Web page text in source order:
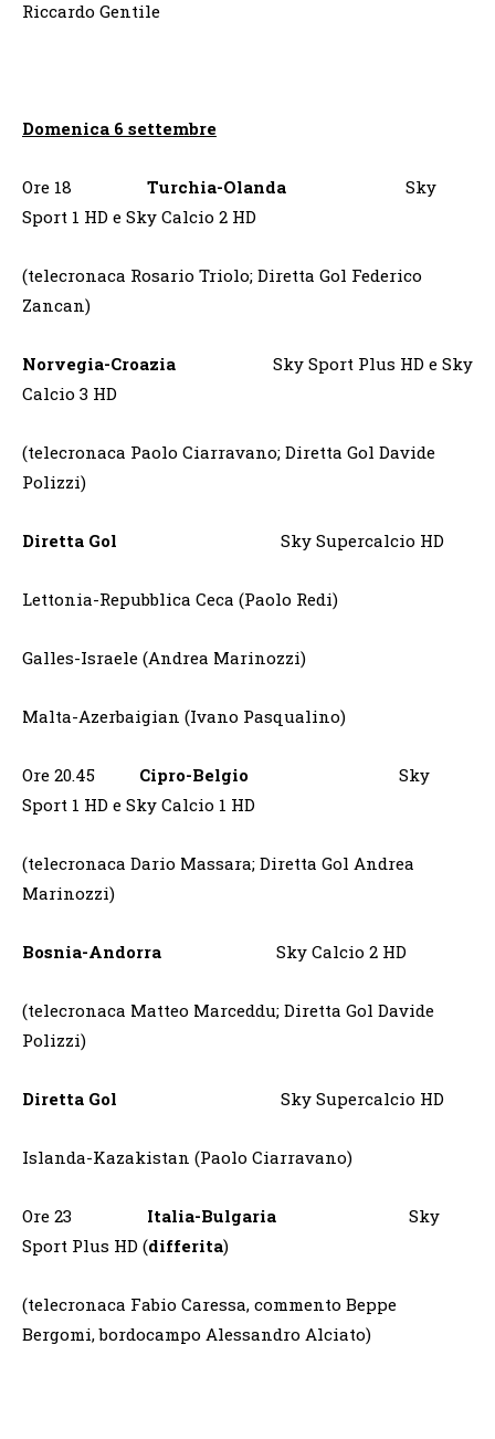
Riccardo Gentile
Domenica 6 settembre
Ore 18 Turchia-Olanda
Sky
Sport 1 HD e Sky Calcio 2 HD
(telecronaca Rosario Triolo; Diretta Gol Federico
Zancan)
Norvegia-Croazia Sky Sport Plus HD e Sky
Calcio 3 HD
(telecronaca Paolo Ciarravano; Diretta Gol Davide
Polizzi)
Diretta Gol Sky Supercalcio HD
Lettonia-Repubblica Ceca (Paolo Redi)
Galles-Israele (Andrea Marinozzi)
Malta-Azerbaigian (Ivano Pasqualino)
Ore 20.45 Cipro-Belgio
Sky
Sport 1 HD e Sky Calcio 1 HD
(telecronaca Dario Massara; Diretta Gol Andrea
Marinozzi)
Bosnia-Andorra Sky Calcio 2 HD
(telecronaca Matteo Marceddu; Diretta Gol Davide
Polizzi)
Diretta Gol Sky Supercalcio HD
Islanda-Kazakistan (Paolo Ciarravano)
Ore 23 Italia-Bulgaria Sky
Sport Plus HD (differita)
(telecronaca Fabio Caressa, commento Beppe
Bergomi, bordocampo Alessandro Alciato)